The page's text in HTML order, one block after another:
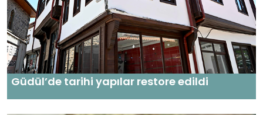
Güdül’de tarihi yapılar restore edildi